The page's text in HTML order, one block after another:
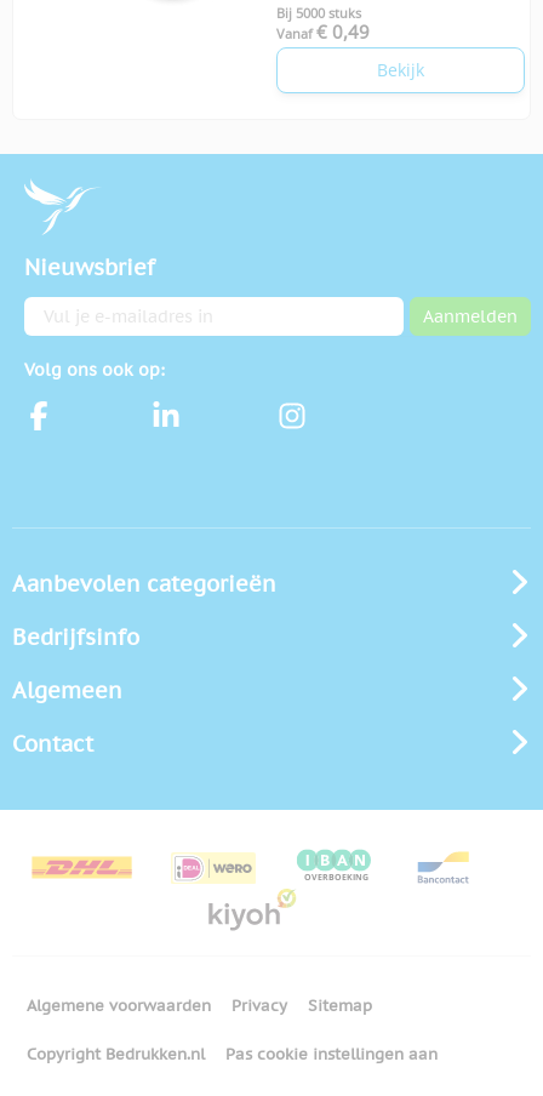
Bij 5000 stuks
Vanaf € 0,49
Bekijk
Nieuwsbrief
E-mailadres Aanmelden
Volg ons ook op:
Aanbevolen categorieën
Bedrijfsinfo
Algemeen
Contact
Algemene voorwaarden Privacy Sitemap
Copyright Bedrukken.nl Pas cookie instellingen aan